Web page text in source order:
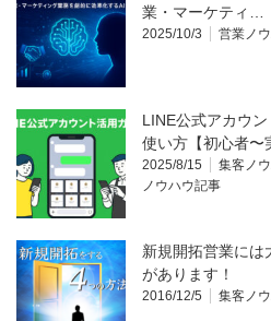
業・マーケティ…
2025/10/3 営業ノ
LINE公式アカウ
使い方【初心者〜
2025/8/15 集客ノ
ノウハウ記事
新規開拓営業には
があります！
2016/12/5 集客ノ